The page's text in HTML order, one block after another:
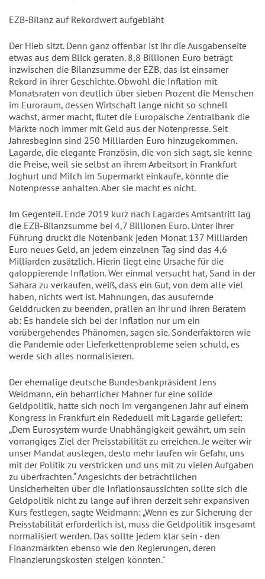
EZB-Bilanz auf Rekordwert aufgebläht
Der Hieb sitzt. Denn ganz offenbar ist ihr die Ausgabenseite
etwas aus dem Blick geraten. 8,8 Billionen Euro beträgt
inzwischen die Bilanzsumme der EZB, das ist einsamer
Rekord in ihrer Geschichte. Obwohl die Inflation mit
Monatsraten von deutlich über sieben Prozent die Menschen
im Euroraum, dessen Wirtschaft lange nicht so schnell
wächst, ärmer macht, flutet die Europäische Zentralbank die
Märkte noch immer mit Geld aus der Notenpresse. Seit
Jahresbeginn sind 250 Milliarden Euro hinzugekommen.
Lagarde, die elegante Französin, die von sich sagt, sie kenne
die Preise, weil sie selbst an ihrem Arbeitsort in Frankfurt
Joghurt und Milch im Supermarkt einkaufe, könnte die
Notenpresse anhalten. Aber sie macht es nicht.
Im Gegenteil. Ende 2019 kurz nach Lagardes Amtsantritt lag
die EZB-Bilanzsumme bei 4,7 Billionen Euro. Unter ihrer
Führung druckt die Notenbank jeden Monat 137 Milliarden
Euro neues Geld, an jedem einzelnen Tag sind das 4,6
Milliarden zusätzlich. Hierin liegt eine Ursache für die
galoppierende Inflation. Wer einmal versucht hat, Sand in der
Sahara zu verkaufen, weiß, dass ein Gut, von dem alle viel
haben, nichts wert ist. Mahnungen, das ausufernde
Gelddrucken zu beenden, prallen an ihr und ihren Beratern
ab: Es handele sich bei der Inflation nur um ein
vorübergehendes Phänomen, sagen sie. Sonderfaktoren wie
die Pandemie oder Lieferkettenprobleme seien schuld, es
werde sich alles normalisieren.
Der ehemalige deutsche Bundesbankpräsident Jens
Weidmann, ein beharrlicher Mahner für eine solide
Geldpolitik, hatte sich noch im vergangenen Jahr auf einem
Kongress in Frankfurt ein Rededuell mit Lagarde geliefert:
„Dem Eurosystem wurde Unabhängigkeit gewährt, um sein
vorrangiges Ziel der Preisstabilität zu erreichen. Je weiter wir
unser Mandat auslegen, desto mehr laufen wir Gefahr, uns
mit der Politik zu verstricken und uns mit zu vielen Aufgaben
zu überfrachten.“ Angesichts der beträchtlichen
Unsicherheiten über die Inflationsaussichten sollte sich die
Geldpolitik nicht zu lange auf ihren derzeit sehr expansiven
Kurs festlegen, sagte Weidmann: „Wenn es zur Sicherung der
Preisstabilität erforderlich ist, muss die Geldpolitik insgesamt
normalisiert werden. Das sollte jedem klar sein - den
Finanzmärkten ebenso wie den Regierungen, deren
Finanzierungskosten steigen könnten."